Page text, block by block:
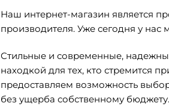
Наш интернет-магазин является
производителя. Уже сегодня у
Стильные и современные,
находкой для тех, кто стремится
предоставляем возможность
без ущерба собственному бюджету.